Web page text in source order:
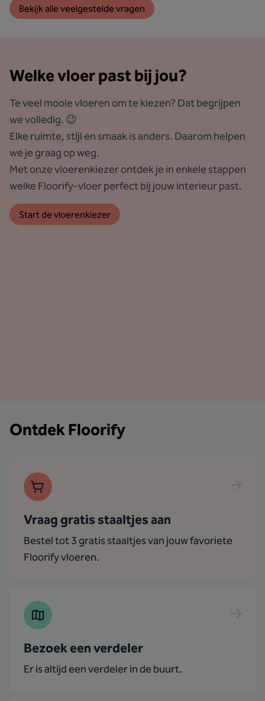
Bekijk alle veelgestelde vragen
Welke vloer past bij jou?
Te veel mooie vloeren om te kiezen? Dat begrijpen
we volledig. 😉
Elke ruimte, stijl en smaak is anders. Daarom helpen
we je graag op weg.
Met onze vloerenkiezer ontdek je in enkele stappen
welke Floorify-vloer perfect bij jouw interieur past.
Start de vloerenkiezer
Ontdek Floorify
Vraag gratis staaltjes aan
Bestel tot 3 gratis staaltjes van jouw favoriete
Floorify vloeren.
Bezoek een verdeler
Er is altijd een verdeler in de buurt.